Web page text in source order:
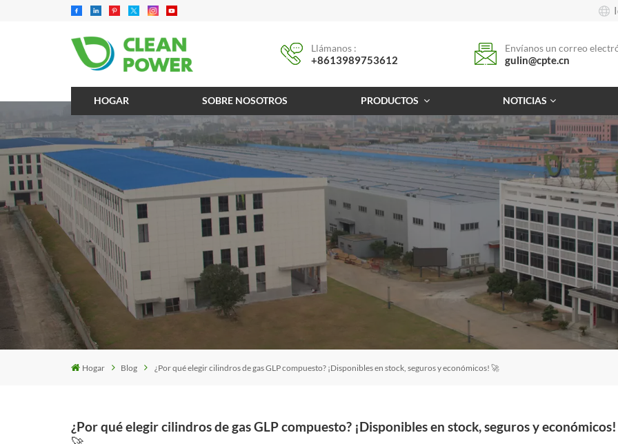
Llámanos :
+8613989753612
Envíanos un correo
gulin@cpte.cn
HOGAR SOBRE NOSOTROS PRODUCTOS NOTICIAS
Hogar Blog ¿Por qué elegir cilindros de gas GLP compuesto? ¡Disponibles en stock, seguros y económicos! 🚀
¿Por qué elegir cilindros de gas GLP compuesto? ¡Disponibles en stock, seguros y económicos!